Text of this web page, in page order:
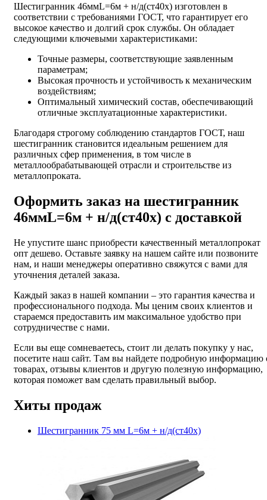
Шестигранник 46ммL=6м + н/д(ст40х) изготовлен в
соответствии с требованиями ГОСТ, что гарантирует его
высокое качество и долгий срок службы. Он обладает
следующими ключевыми характеристиками:
Точные размеры, соответствующие заявленным
параметрам;
Высокая прочность и устойчивость к механическим
воздействиям;
Оптимальный химический состав, обеспечивающий
отличные эксплуатационные характеристики.
Благодаря строгому соблюдению стандартов ГОСТ, наш
шестигранник становится идеальным решением для
различных сфер применения, в том числе в
металлообрабатывающей отрасли и строительстве из
металлопроката.
Оформить заказ на шестигранник
46ммL=6м + н/д(ст40х) с доставкой
Не упустите шанс приобрести качественный металлопрокат
опт дешево. Оставьте заявку на нашем сайте или позвоните
нам, и наши менеджеры оперативно свяжутся с вами для
уточнения деталей заказа.
Каждый заказ в нашей компании – это гарантия качества и
профессионального подхода. Мы ценим своих клиентов и
стараемся предоставить им максимальное удобство при
сотрудничестве с нами.
Если вы еще сомневаетесь, стоит ли делать покупку у нас,
посетите наш сайт. Там вы найдете подробную информацию
товарах, отзывы клиентов и другую полезную информацию,
которая поможет вам сделать правильный выбор.
Хиты продаж
Шестигранник 75 мм L=6м + н/д(ст40х)